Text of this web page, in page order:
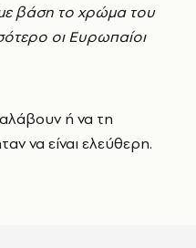
βάση το χρώμα του
οι Ευρωπαίοι
ή να τη
να είναι ελεύθερη.